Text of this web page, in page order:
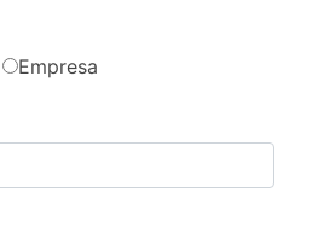
Empresa